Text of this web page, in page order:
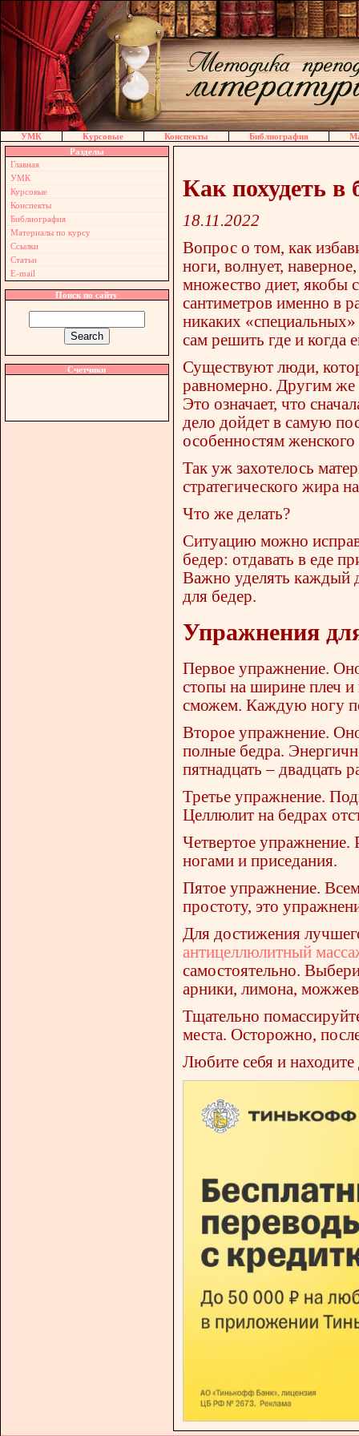
УМК Курсовые Конспекты Библиография
Разделы
Главная
УМК
Курсовые
Конспекты
Библиография
Материалы по курсу
Ссылки
Статьи
E-mail
Поиск по сайту
Счетчики
Как похудеть в
18.11.2022
Вопрос о том, как
ноги, волнует,
множество диет, якобы
сантиметров именно в
никаких
сам решить где и когда
Существуют люди,
равномерно. Другим же
Это означает, что
дело дойдет в самую
особенностям женского
Так уж захотелось
стратегического жира
Что же делать?
Ситуацию можно
бедер: отдавать в еде
Важно уделять каждый
для бедер.
Упражнения
Первое упражнение.
стопы на ширине плеч и
сможем. Каждую ногу
Второе упражнение.
полные бедра.
пятнадцать – двадцать
Третье упражнение.
Целлюлит на бедрах
Четвертое упражнение.
ногами и приседания.
Пятое упражнение.
простоту, это
Для достижения
антицеллюлитный
самостоятельно.
арники, лимона,
Тщательно
места. Осторожно,
Любите себя и находите